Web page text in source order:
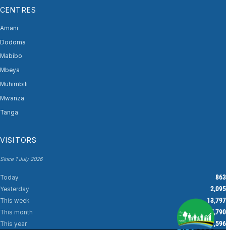
CENTRES
Amani
Dodoma
Mabibo
Mbeya
Muhimbili
Mwanza
Tanga
VISITORS
Since 1 July 2026
Today 863
Yesterday 2,095
This week 13,797
This month 17,790
This year 37,596